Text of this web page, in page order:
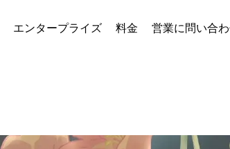
エンタープライズ 料金 営業に問い合